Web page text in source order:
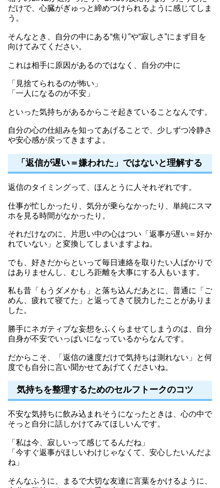
だけで、心臓がぎゅっと締めつけられるように感じてしま
う。
そんなとき、自分の中にある“焦り”や“寂しさ”にまず目を
向けてみてください。
これは相手に原因があるのではなく、自分の中に
「見捨てられるのが怖い」
「一人になるのが不安」
といった気持ちがあるからこそ起きていることなんです。
自分の心の仕組みを知ってあげることで、少しずつ冷静さ
や安心感が戻ってきますよ。
「返信が遅い＝嫌われた」ではないと理解する
返信のタイミングって、ほんとうに人それぞれです。
仕事が忙しかったり、気分が乗らなかったり、単純にスマ
ホを見る時間がなかったり。
それだけなのに、片思い中の心はつい「返事が遅い＝好か
れていない」と変換してしまいますよね。
でも、好きだからといって毎日連絡を取りたい人ばかりで
はありませんし、むしろ距離を大事にする人もいます。
私も昔「もうダメかも」と落ち込んだあとに、普通に「ご
めん、疲れて寝てた」と返ってきて脱力したことがありま
した。
勝手にネガティブな妄想をふくらませてしまうのは、自分
自身が不安でいっぱいになっているからなんです。
だからこそ、「返信の速度だけで気持ちは測れない」と何
度でも自分に言い聞かせてあげてくださいね。
気持ちを整理するためのセルフトークのコツ
不安な気持ちに飲み込まれそうになったときは、心の中で
そっと自分に話しかけてみてほしいんです。
「私は今、寂しいって感じてるんだね」
「今すぐ返事がほしいわけじゃなくて、安心したいんだよ
ね」
そんなふうに、まるで大切な友達に言葉をかけるように、